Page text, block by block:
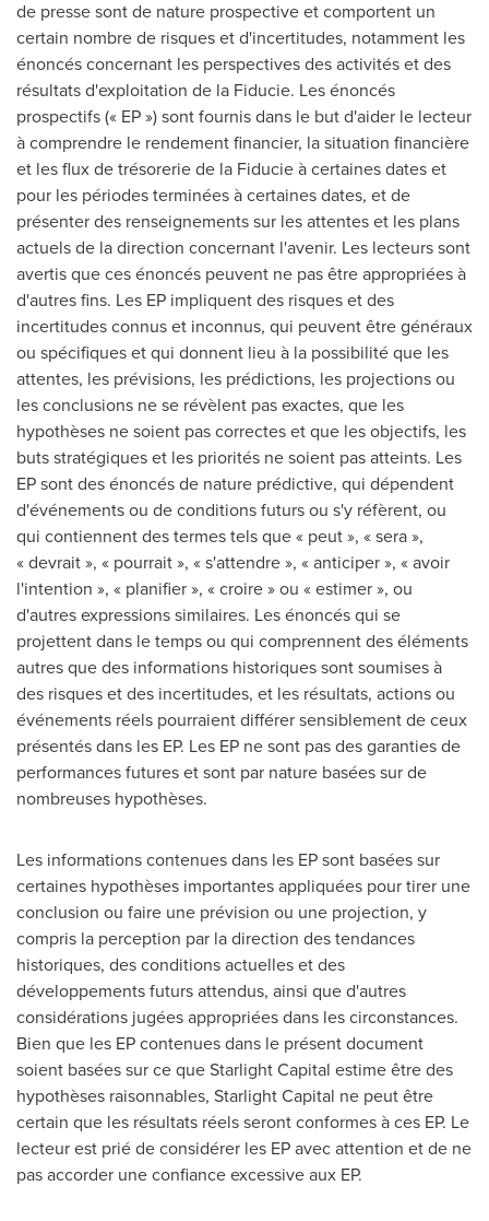
de presse sont de nature prospective et comportent un
certain nombre de risques et d'incertitudes, notamment les
énoncés concernant les perspectives des activités et des
résultats d'exploitation de la Fiducie. Les énoncés
prospectifs (« EP ») sontfournisdans le but d'aider le lecteur
à comprendre le rendement financier, la situation financière
et les flux de trésorerie de la Fiducie à certaines dates et
pour les périodes terminées à certaines dates, et de
présenter des renseignements sur les attentes et les plans
actuels de la direction concernant l'avenir. Les lecteurs sont
avertis que ces énoncés peuvent ne pas être appropriées à
d'autres fins. Les EP impliquent des risques et des
incertitudes connus et inconnus, qui peuvent être généraux
ou spécifiques et qui donnent lieu à la possibilité que les
attentes, les prévisions, les prédictions, les projections ou
les conclusions ne se révèlent pas exactes, que les
hypothèses ne soient pas correctes et que les objectifs, les
buts stratégiques et les priorités ne soient pas atteints. Les
EP sont des énoncés de nature prédictive, qui dépendent
d'événements ou de conditions futurs ou s'y réfèrent, ou
qui contiennent des termes tels que « peut », « sera »,
« devrait », « pourrait », « s'attendre », « anticiper », « avoir
l'intention », « planifier », « croire » ou « estimer », ou
d'autres expressions similaires. Les énoncés qui se
projettent dans le temps ou qui comprennent des éléments
autres que des informations historiques sont soumises à
des risques et des incertitudes, et les résultats, actions ou
événements réels pourraient différer sensiblement de ceux
présentés dans les EP. Les EP ne sont pas des garanties de
performances futures et sont par nature basées sur de
nombreuses hypothèses.
Les informations contenues dans les EP sont basées sur
certaines hypothèses importantes appliquées pour tirer une
conclusion ou faire une prévision ou une projection, y
compris la perception par la direction des tendances
historiques, des conditions actuelles et des
développements futurs attendus, ainsi que d'autres
considérations jugées appropriées dans les circonstances.
Bien que les EP contenues dans le présent document
soient basées sur ce que Starlight Capital estime être des
hypothèses raisonnables, Starlight Capital ne peut être
certain que les résultats réels seront conformes à ces EP. Le
lecteur est prié de considérer les EP avec attention et de ne
pas accorder une confiance excessive aux EP.